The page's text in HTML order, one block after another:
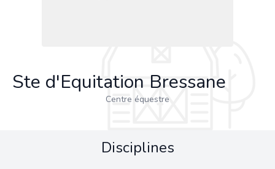
Ste d'Equitation Bressane
Centre équestre
Disciplines